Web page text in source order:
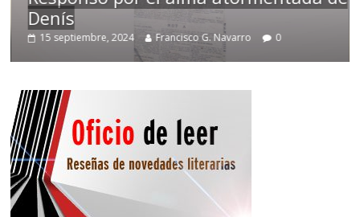
Denís
15 septiembre, 2024 Francisco G. Navarro 0